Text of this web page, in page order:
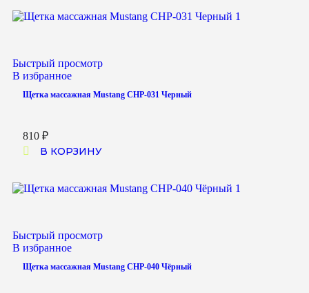
Быстрый просмотр
В избранное
Щетка массажная Mustang CHP-031 Черный
810 ₽
В КОРЗИНУ
Быстрый просмотр
В избранное
Щетка массажная Mustang CHP-040 Чёрный